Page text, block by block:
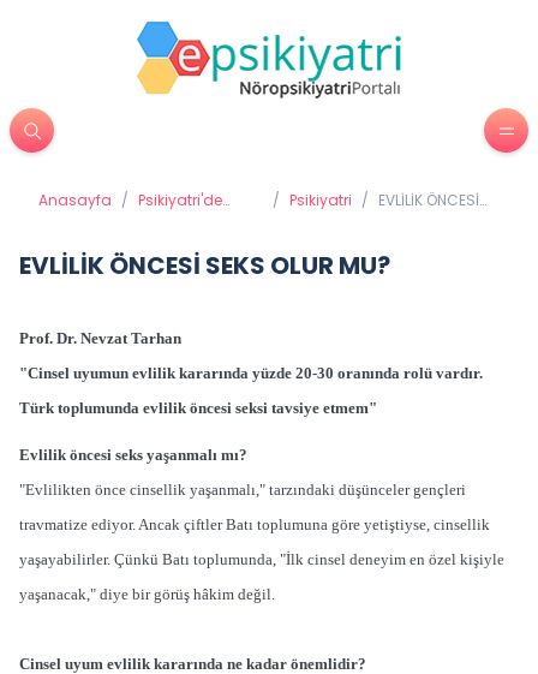
Anasayfa / Psikiyatri'de
/ Psikiyatri / EVLİLİK ÖNCESİ
EVLİLİK ÖNCESİ SEKS OLUR MU?
Prof. Dr. Nevzat Tarhan
"Cinsel uyumun evlilik kararında yüzde 20-30 oranında rolü vardır.
Türk toplumunda evlilik öncesi seksi tavsiye etmem"
Evlilik öncesi seks yaşanmalı mı?
"Evlilikten önce cinsellik yaşanmalı," tarzındaki düşünceler gençleri
travmatize ediyor. Ancak çiftler Batı toplumuna göre yetiştiyse, cinsellik
yaşayabilirler. Çünkü Batı toplumunda, "İlk cinsel deneyim en özel kişiyle
yaşanacak," diye bir görüş hâkim değil.
Cinsel uyum evlilik kararında ne kadar önemlidir?